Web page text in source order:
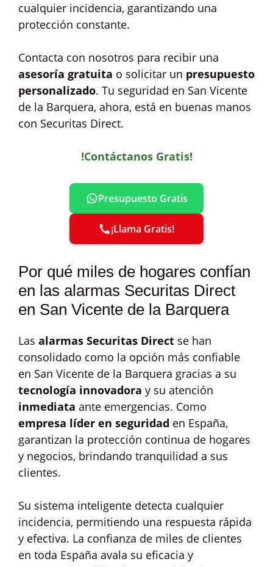
cualquier incidencia, garantizando una
protección constante.
Contacta con nosotros para recibir una
asesoría gratuita o solicitar un presupuesto
personalizado. Tu seguridad en San Vicente
de la Barquera, ahora, está en buenas manos
con Securitas Direct.
!Contáctanos Gratis!
Presupuesto Gratis
¡Llama Gratis!
Por qué miles de hogares confían
en las alarmas Securitas Direct
en San Vicente de la Barquera
Las alarmas Securitas Direct se han
consolidado como la opción más confiable
en San Vicente de la Barquera gracias a su
tecnología innovadora y su atención
inmediata ante emergencias. Como
empresa líder en seguridad en España,
garantizan la protección continua de hogares
y negocios, brindando tranquilidad a sus
clientes.
Su sistema inteligente detecta cualquier
incidencia, permitiendo una respuesta rápida
y efectiva. La confianza de miles de clientes
en toda España avala su eficacia y